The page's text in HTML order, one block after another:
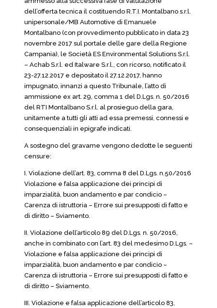
dell’offerta tecnica il costituendo R.T.I. Montalbano s.r.l.
unipersonale/MB Automotive di Emanuele
Montalbano (con provvedimento pubblicato in data 23
novembre 2017 sul portale delle gare della Regione
Campania), le Società ES Environmental Solutions S.r.l.
– Achab S.r.l. ed Italware S.r.l., con ricorso, notificato il
23-27.12.2017 e depositato il 27.12.2017, hanno
impugnato, innanzi a questo Tribunale, l’atto di
ammissione ex art. 29, comma 1 del D.Lgs. n. 50/2016
del RTI Montalbano S.r.l. al prosieguo della gara,
unitamente a tutti gli atti ad essa premessi, connessi e
consequenziali in epigrafe indicati.
A sostegno del gravame vengono dedotte le seguenti
censure:
I. Violazione dell’art. 83, comma 8 del D.Lgs. n.50/2016
Violazione e falsa applicazione dei principi di
imparzialità, buon andamento e par condicio –
Carenza di istruttoria – Errore sui presupposti di fatto e
di diritto – Sviamento.
II. Violazione dell’articolo 89 del D.Lgs. n. 50/2016,
anche in combinato con l’art. 83 del medesimo D.Lgs. –
Violazione e falsa applicazione dei principi di
imparzialità, buon andamento e par condicio –
Carenza di istruttoria – Errore sui presupposti di fatto e
di diritto – Sviamento.
III. Violazione e falsa applicazione dell’articolo 83,